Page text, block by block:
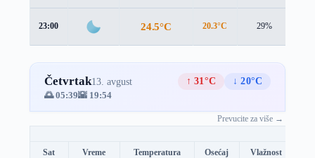
23:00 24.5°C 20.3°C 29%
Četvrtak13. avgust ↑ 31°C
↓ 20°C
🌅 05:39🌇 19:54
Prevucite za više →
Sat Vreme Temperatura Osećaj Vlažnost